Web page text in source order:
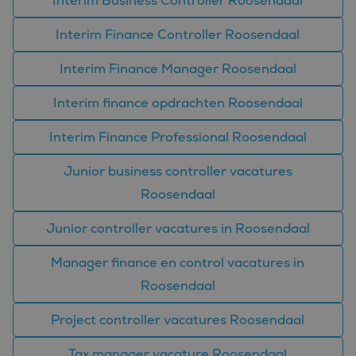
Interim Finance Controller Roosendaal
Interim Finance Manager Roosendaal
Interim finance opdrachten Roosendaal
Interim Finance Professional Roosendaal
Junior business controller vacatures
Roosendaal
Junior controller vacatures in Roosendaal
Manager finance en control vacatures in
Roosendaal
Project controller vacatures Roosendaal
wordt
gesproken
nummer,
wordt
kan
voor de site,
status voor
pagina's.
Naam
Aanbieder
Vervaldatum Omschrijving
_ga_FP76YEEY9G .bluefin.nl 1 jaar 1 Deze cookie wordt